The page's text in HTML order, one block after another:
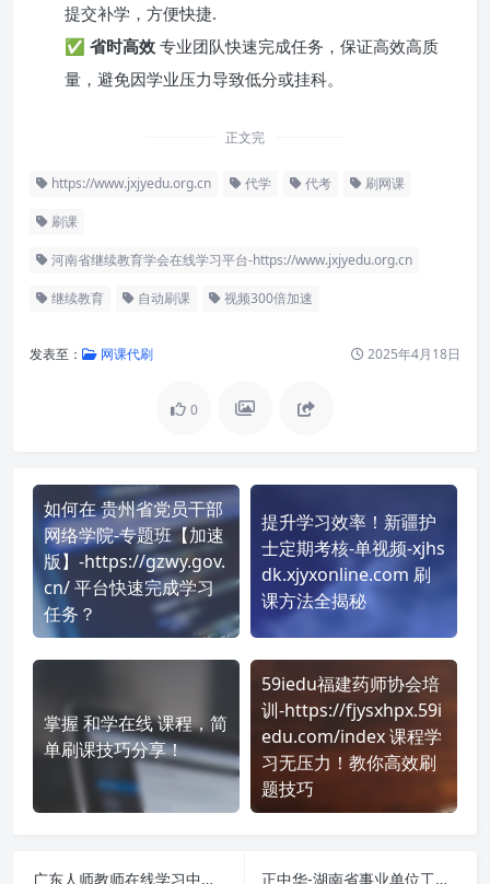
提交补学，方便快捷.
✅ 省时高效 专业团队快速完成任务，保证高效高质
量，避免因学业压力导致低分或挂科。
正文完
https://www.jxjyedu.org.cn 代学 代考 刷网课
刷课
河南省继续教育学会在线学习平台-https://www.jxjyedu.org.cn
继续教育 自动刷课 视频300倍加速
发表至： 网课代刷 2025年4月18日
0
如何在 贵州省党员干部
网络学院-专题班【加速
版】-https://gzwy.gov.
cn/ 平台快速完成学习
任务？
提升学习效率！新疆护
士定期考核-单视频-xjhs
dk.xjyxonline.com 刷
课方法全揭秘
掌握 和学在线 课程，简
单刷课技巧分享！
59iedu福建药师协会培
训-https://fjysxhpx.59i
edu.com/index 课程学
习无压力！教你高效刷
题技巧
广东人师教师在线学习中心-http://www.gdrsjy.com/ncts 刷课也能轻松过！简单技巧大公开 正中华-湖南省事业单位工作人员培训网络平台【自购课】-https://ischinese.cn 刷课也能轻松过！简单技巧大公开